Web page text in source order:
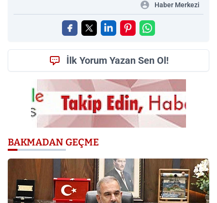
Haber Merkezi
İlk Yorum Yazan Sen Ol!
BAKMADAN GEÇME